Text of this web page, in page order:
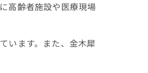
高齢者施設や医療現場
います。また、金木犀